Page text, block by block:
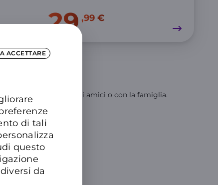
ACCETTARE
di tali
questo
da
29,99 €
vuoi, da solo, con gli amici o con la famiglia.